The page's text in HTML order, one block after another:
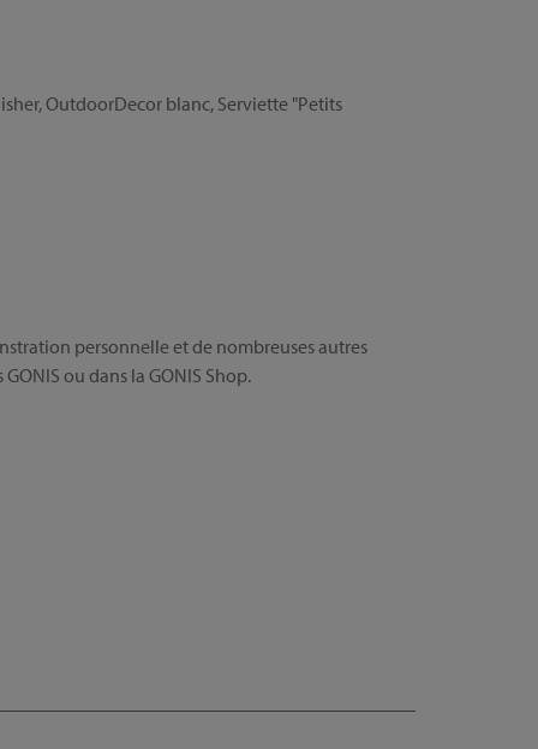
OutdoorDecor blanc, Serviette "Petits
personnelle et de nombreuses autres
ou dans la GONIS Shop.